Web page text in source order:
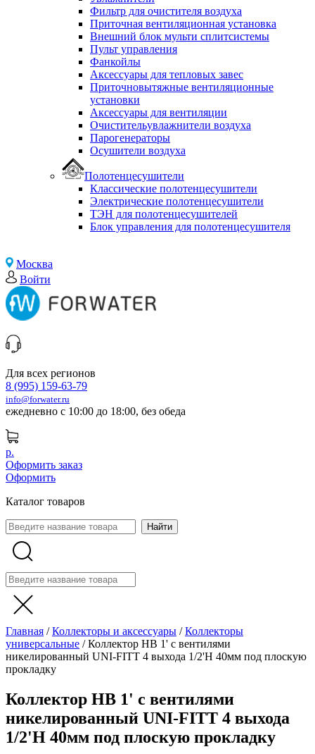
Фильтр для очистителя воздуха
Приточная вентиляционная установка
Внешний блок мульти сплитсистемы
Пульт управления
Фанкойлы
Аксессуары для тепловых завес
Приточновытяжные вентиляционные
установки
Аксессуары для вентиляции
Очистительувлажнители воздуха
Парогенераторы
Осушители воздуха
Полотенцесушители
Классические полотенцесушители
Электрические полотенцесушители
ТЭН для полотенцесушителей
Блок управления для полотенцесушителя
Москва
Войти
Для всех регионов
8 (995) 159-63-79
info@forwater.ru
ежедневно с 10:00 до 18:00, без обеда
р.
Оформить заказ
Оформить
Каталог товаров
Главная /Коллекторы и аксессуары /Коллекторы
универсальные /Коллектор НВ 1' с вентилями
никелированный UNI-FITT 4 выхода 1/2'Н 40мм под плоскую
прокладку
Коллектор НВ 1' с вентилями
никелированный UNI-FITT 4 выхода
1/2'Н 40мм под плоскую прокладку